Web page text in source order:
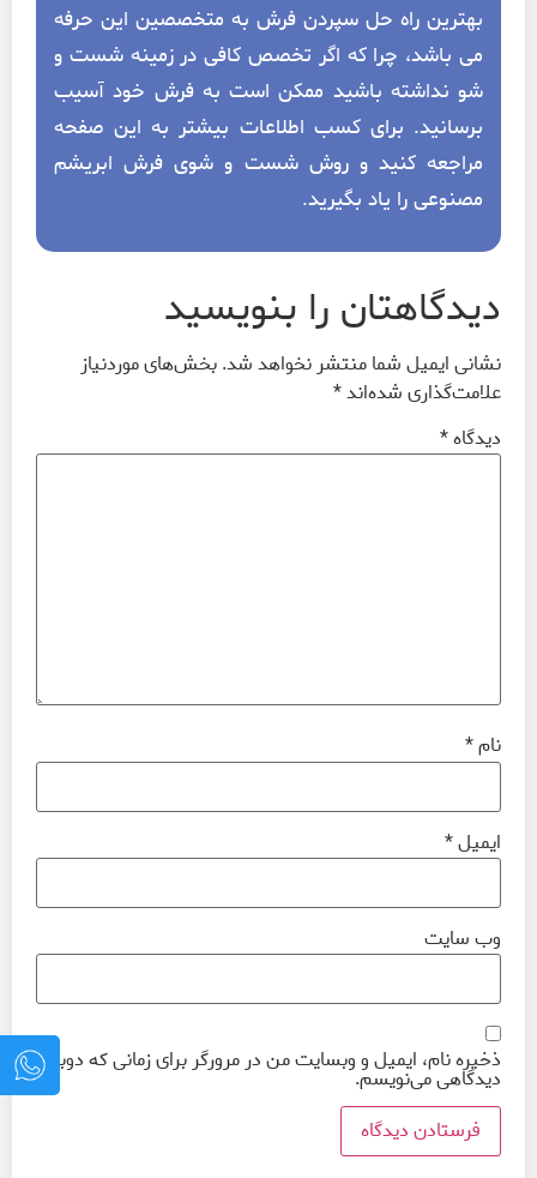
بهترین راه حل سپردن فرش به متخصصین این حرفه
می باشد، چرا که اگر تخصص کافی در زمینه شست و
شو نداشته باشید ممکن است به فرش خود آسیب
برسانید. برای کسب اطلاعات بیشتر به این صفحه
مراجعه کنید و روش شست و شوی فرش ابریشم
مصنوعی را یاد بگیرید.
دیدگاهتان را بنویسید
نشانی ایمیل شما منتشر نخواهد شد.بخش‌های موردنیاز
علامت‌گذاری شده‌اند*
دیدگاه*
نام*
ایمیل*
وب‌ سایت
ذخیره نام، ایمیل و وبسایت من در مرورگر برای زمانی که دوباره
دیدگاهی می‌نویسم.